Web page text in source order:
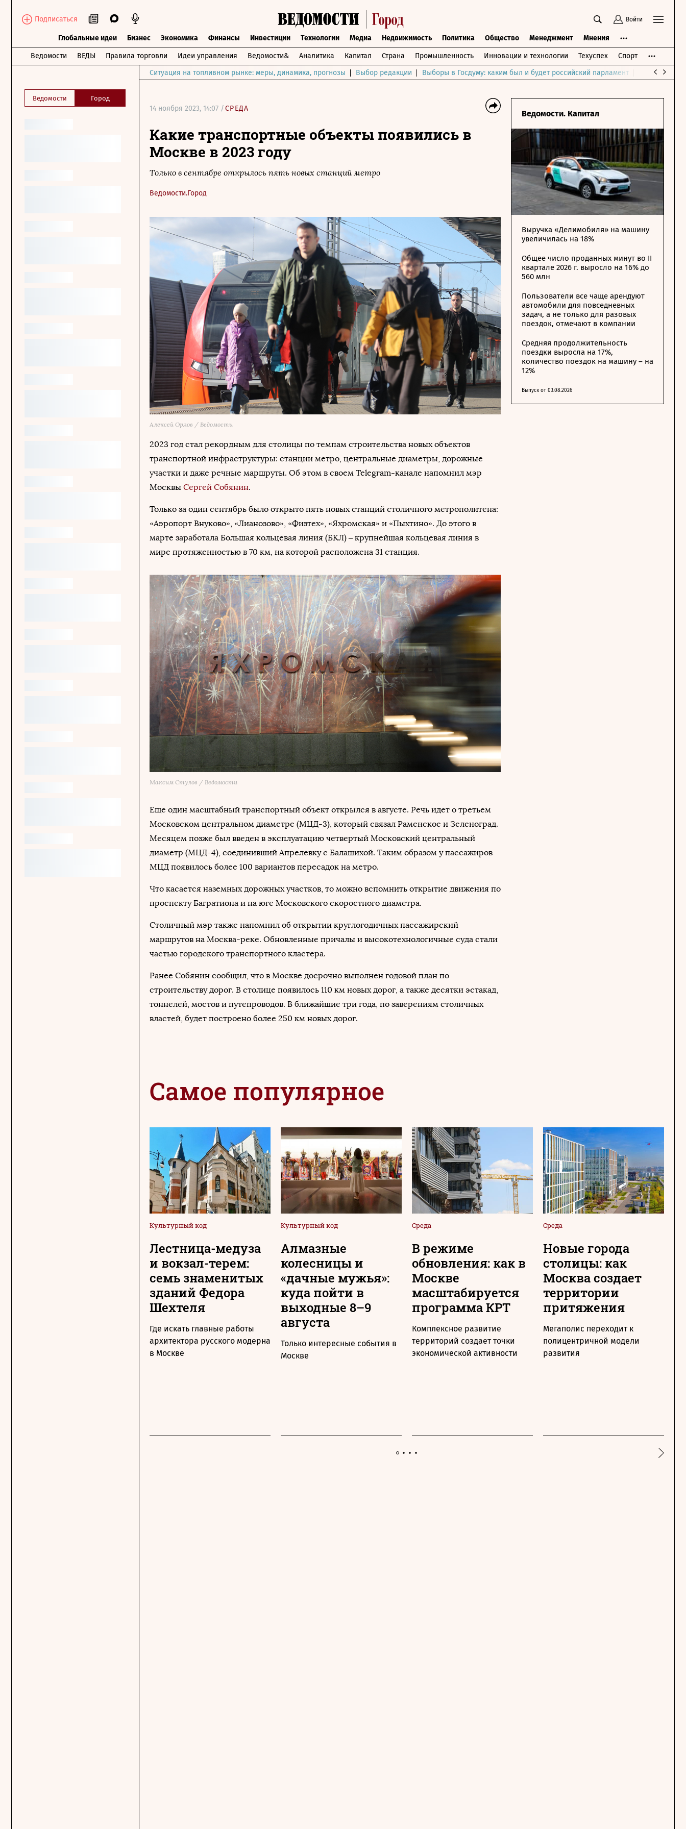
Подписаться Войти
Глобальные идеи Бизнес Экономика Финансы Инвестиции Технологии Медиа Недвижимость Политика Общество Менеджмент Мнения
Ведомости ВЕДЫ Правила торговли Идеи управления Ведомости& Аналитика Капитал Страна Промышленность Инновации и технологии Техуспех Спорт
Ведомости Город
Ситуация на топливном рынке: меры, динамика, прогнозы Выбор редакции Выборы в Госдуму: каким был и будет российский парламент Война на
14 ноября 2023, 14:07 /СРЕДА
Какие транспортные объекты появились в
Москве в 2023 году
Только в сентябре открылось пять новых станций метро
Ведомости.Город
Алексей Орлов / Ведомости
2023 год стал рекордным для столицы по темпам строительства новых объектов
транспортной инфраструктуры: станции метро, центральные диаметры, дорожные
участки и даже речные маршруты. Об этом в своем Telegram-канале напомнил мэр
Москвы Сергей Собянин.
Только за один сентябрь было открыто пять новых станций столичного метрополитена:
«Аэропорт Внуково», «Лианозово», «Физтех», «Яхромская» и «Пыхтино». До этого в
марте заработала Большая кольцевая линия (БКЛ) – крупнейшая кольцевая линия в
мире протяженностью в 70 км, на которой расположена 31 станция.
Максим Стулов / Ведомости
Еще один масштабный транспортный объект открылся в августе. Речь идет о третьем
Московском центральном диаметре (МЦД-3), который связал Раменское и Зеленоград.
Месяцем позже был введен в эксплуатацию четвертый Московский центральный
диаметр (МЦД-4), соединивший Апрелевку с Балашихой. Таким образом у пассажиров
МЦД появилось более 100 вариантов пересадок на метро.
Что касается наземных дорожных участков, то можно вспомнить открытие движения по
проспекту Багратиона и на юге Московского скоростного диаметра.
Столичный мэр также напомнил об открытии круглогодичных пассажирский
маршрутов на Москва-реке. Обновленные причалы и высокотехнологичные суда стали
частью городского транспортного кластера.
Ранее Собянин сообщил, что в Москве досрочно выполнен годовой план по
строительству дорог. В столице появилось 110 км новых дорог, а также десятки эстакад,
тоннелей, мостов и путепроводов. В ближайшие три года, по заверениям столичных
властей, будет построено более 250 км новых дорог.
Ведомости. Капитал
Выручка «Делимобиля» на машину
увеличилась на 18%
Общее число проданных минут во II
квартале 2026 г. выросло на 16% до
560 млн
Пользователи все чаще арендуют
автомобили для повседневных
задач, а не только для разовых
поездок, отмечают в компании
Средняя продолжительность
поездки выросла на 17%,
количество поездок на машину – на
12%
Выпуск от 03.08.2026
Самое популярное
Культурный код
Лестница-медуза
и вокзал-терем:
семь знаменитых
зданий Федора
Шехтеля
Где искать главные работы
архитектора русского модерна
в Москве
Культурный код
Алмазные
колесницы и
«дачные мужья»:
куда пойти в
выходные 8–9
августа
Только интересные события в
Москве
Среда
В режиме
обновления: как в
Москве
масштабируется
программа КРТ
Комплексное развитие
территорий создает точки
экономической активности
Среда
Новые города
столицы: как
Москва создает
территории
притяжения
Мегаполис переходит к
полицентричной модели
развития